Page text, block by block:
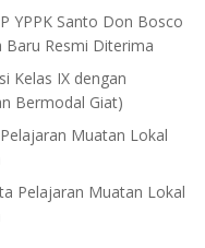
YPPK Santo Don Bosco
Baru Resmi Diterima
Kelas IX dengan
Bermodal Giat)
Muatan Lokal
Pelajaran Muatan Lokal